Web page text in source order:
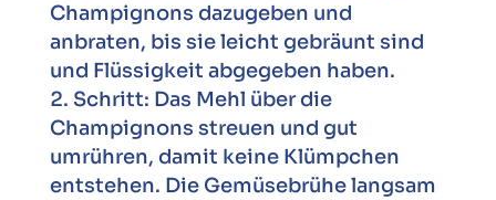
Champignons dazugeben und
anbraten, bis sie leicht gebräunt sind
und Flüssigkeit abgegeben haben.
Schritt: Das Mehl über die
Champignons streuen und gut
umrühren, damit keine Klümpchen
entstehen. Die Gemüsebrühe langsam